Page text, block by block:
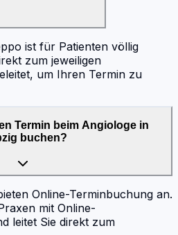
ist für Patienten völlig
zum jeweiligen
um Ihren Termin zu
Termin beim Angiologe in
buchen?
Online-Terminbuchung an.
mit Online-
leitet Sie direkt zum